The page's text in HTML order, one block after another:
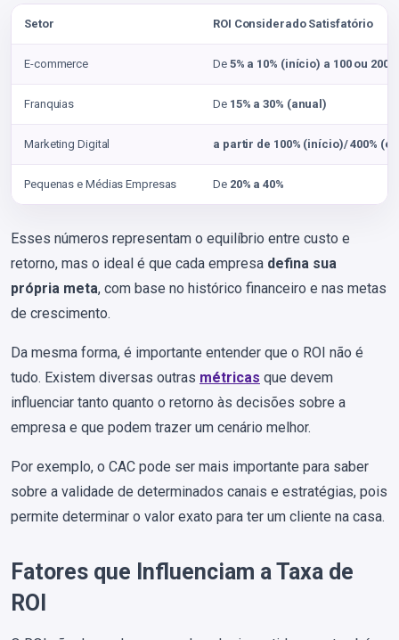
Setor ROI Considerado Satisfatório
E-commerce De 5% a 10% (início) a 100 ou
Franquias De 15% a 30% (anual)
Marketing Digital a partir de 100% (início)/ 400%
Pequenas e Médias Empresas De 20% a 40%
Esses números representam o equilíbrio entre custo e
retorno, mas o ideal é que cada empresa defina sua
própria meta, com base no histórico financeiro e nas metas
de crescimento.
Da mesma forma, é importante entender que o ROI não é
tudo. Existem diversas outras métricas que devem
influenciar tanto quanto o retorno às decisões sobre a
empresa e que podem trazer um cenário melhor.
Por exemplo, o CAC pode ser mais importante para saber
sobre a validade de determinados canais e estratégias, pois
permite determinar o valor exato para ter um cliente na casa.
Fatores que Influenciam a Taxa de
ROI